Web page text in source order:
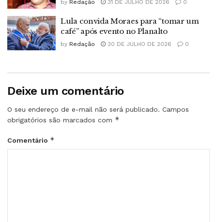
by Redação 31 DE JULHO DE 2026 0
Lula convida Moraes para “tomar um
café” após evento no Planalto
by Redação 30 DE JULHO DE 2026 0
Deixe um comentário
O seu endereço de e-mail não será publicado. Campos
obrigatórios são marcados com *
Comentário *